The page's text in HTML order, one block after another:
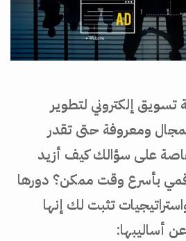
تسويق إلكتروني لتطوير
ومعروفة حتى تقدر
على سؤالك كيف أزيد
بأسرع وقت ممكن؟ دورها
تثبت لك إنها
أساليبها: